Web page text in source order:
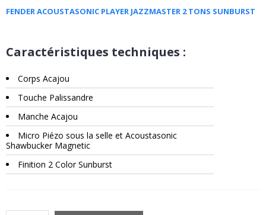
FENDER ACOUSTASONIC PLAYER JAZZMASTER 2 TONS SUNBURST
Caractéristiques techniques :
Corps Acajou
Touche Palissandre
Manche Acajou
Micro Piézo sous la selle et Acoustasonic
Shawbucker Magnetic
Finition 2 Color Sunburst